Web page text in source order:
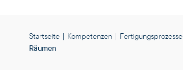
Startseite | Kompetenzen | Fertigungsprozesse
Räumen